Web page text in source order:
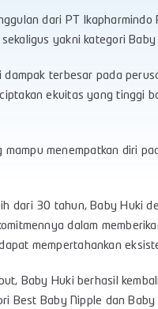
dari PT
yakni kategori
terbesar pada
ekuitas yang tinggi
menempatkan diri
dari 30 tahun, Baby Huki
dalam
mempertahankan
Baby Huki berhasil
Best Baby Nipple dan